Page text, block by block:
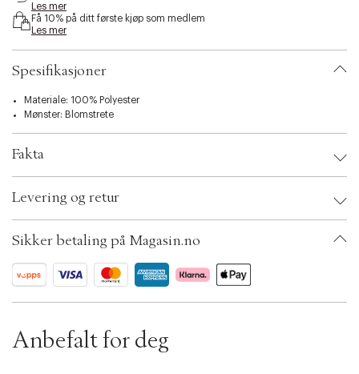
i
i
t
r
i
t
i
n
.
e
l
Les mer
Få 10% på ditt første kjøp som medlem
Les mer
Spesifikasjoner
Materiale: 100% Polyester
Mønster: Blomstrete
Fakta
EAN: 5710884902721
Ax numbers: 06782293
ID: BKJM79-02KA
Levering og retur
Sikker betaling på Magasin.no
Anbefalt for deg